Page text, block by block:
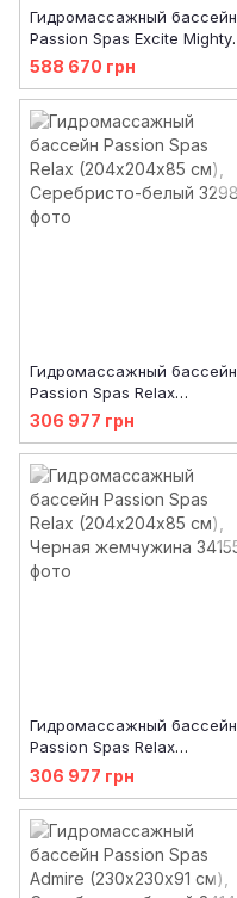
Гидромассажный бассейн
Passion Spas Excite Mighty
Wave (224x224x91 см),
Серебристо-белый
588 670 грн
Гидромассажный бассейн
Passion Spas Relax
(204х204х85 см),
Серебристо-белый
306 977 грн
Гидромассажный бассейн
Passion Spas Relax
(204х204х85 см), Черная
жемчужина
306 977 грн